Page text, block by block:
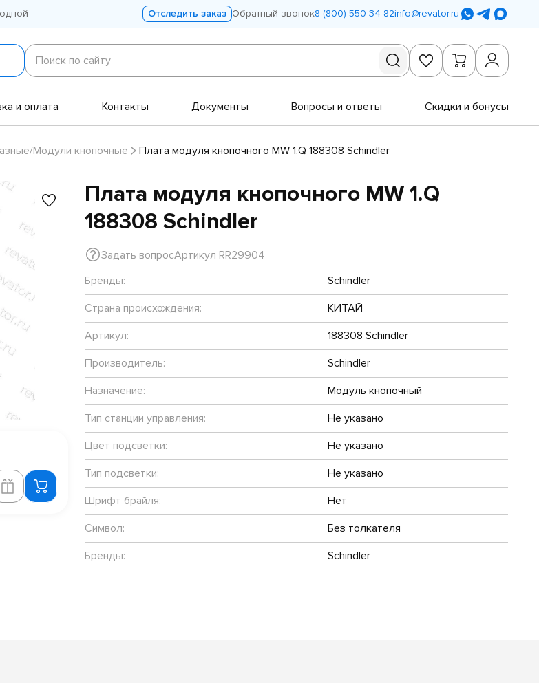
Отследить заказ Обратный звонок8 (800) 550-34-82info@revator.ru
Поиск
по
сайту
Поиск по сайту
и оплата Контакты Документы Вопросы и ответы Скидки и бонусы
Модули кнопочные Плата модуля кнопочного MW 1.Q 188308 Schindler
Плата модуля кнопочного MW 1.Q
188308 Schindler
Задать вопросАртикул RR29904
Бренды:
Schindler
Страна происхождения:
КИТАЙ
Артикул:
188308 Schindler
Производитель:
Schindler
Назначение:
Модуль кнопочный
Тип станции управления:
Не указано
Цвет подсветки:
Не указано
Тип подсветки:
Не указано
Шрифт брайля:
Нет
Символ:
Без толкателя
Бренды:
Schindler